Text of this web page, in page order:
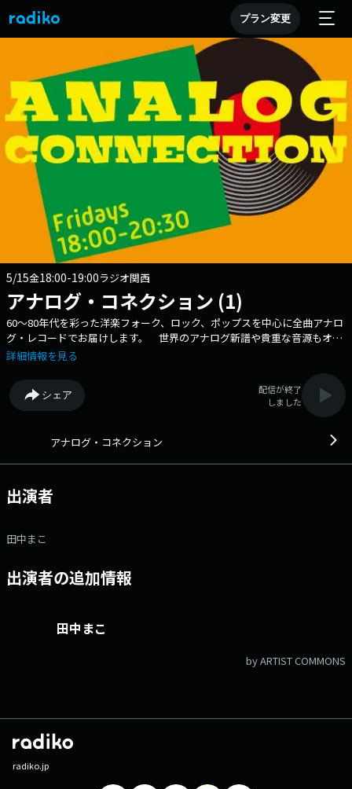
プラン変更
5/15金18:00-19:00ラジオ関西
アナログ・コネクション (1)
60～80年代を彩った洋楽フォーク、ロック、ポップスを中心に全曲アナロ
グ・レコードでお届けします。 世界のアナログ新譜や貴重な音源もオン
エア！ 新世代のアナログ音楽番組です。 出演者：田中まこ
──────────────────── 番組Xハッシュタグは「#ア
ナコネ」 番組Xアカウントは「@analog_558」
──────────────────── ラジオ関西Xハッシュタグ
詳細情報を見る
シェア
配信が終了
しました
アナログ・コネクション
出演者
田中まこ
出演者の追加情報
田中まこ
by ARTIST COMMONS
radiko.jp